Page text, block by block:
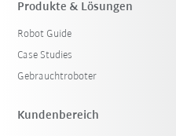
Produkte & Lösungen
Robot Guide
Case Studies
Gebrauchtroboter
Kundenbereich